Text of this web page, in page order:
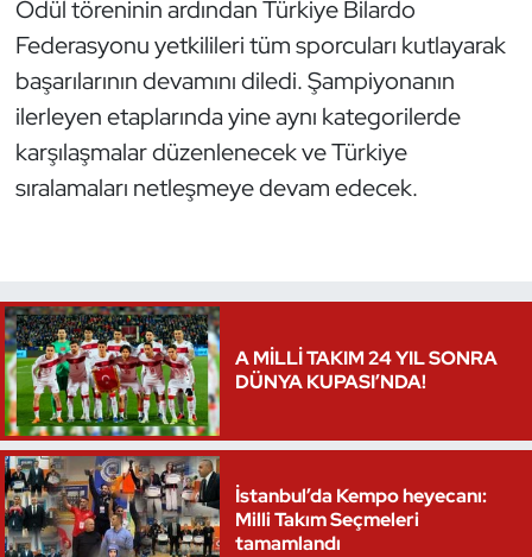
Ödül töreninin ardından Türkiye Bilardo
Federasyonu yetkilileri tüm sporcuları kutlayarak
başarılarının devamını diledi. Şampiyonanın
ilerleyen etaplarında yine aynı kategorilerde
karşılaşmalar düzenlenecek ve Türkiye
sıralamaları netleşmeye devam edecek.
A MİLLİ TAKIM 24 YIL SONRA
DÜNYA KUPASI’NDA!
İstanbul’da Kempo heyecanı:
Milli Takım Seçmeleri
tamamlandı
Triatlon
Voleybol
Vücut Geliştirme Fitness
Yüzme